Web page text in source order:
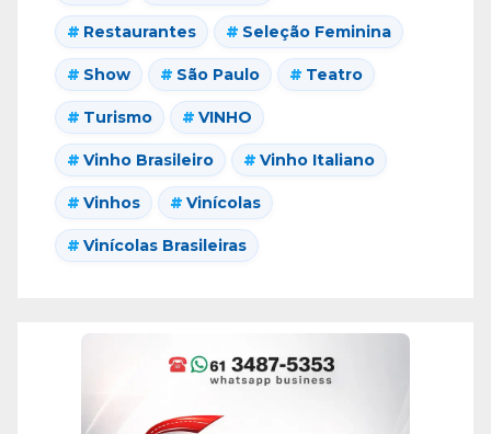
Restaurantes Seleção Feminina
Show São Paulo Teatro
Turismo VINHO
Vinho Brasileiro Vinho Italiano
Vinhos Vinícolas
Vinícolas Brasileiras